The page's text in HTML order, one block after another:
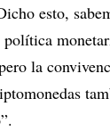
esto,
política
la